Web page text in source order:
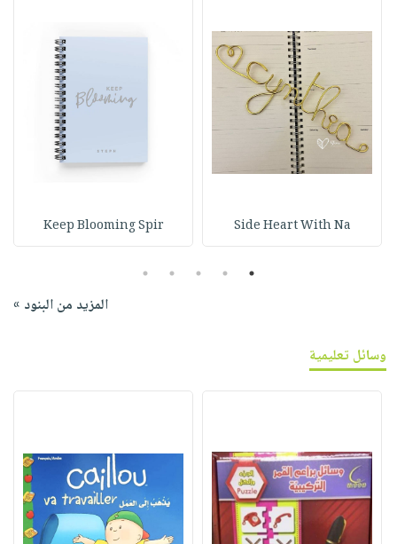
Side Heart With Na
Keep Blooming Spir
1
2
3
4
5
المزيد من البنود »
وسائل تعليمية